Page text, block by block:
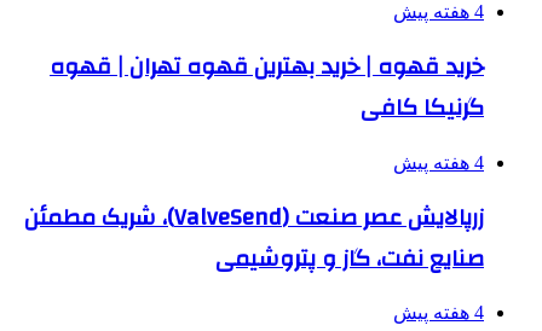
4 هفته پیش
خرید قهوه | خرید بهترین قهوه تهران | قهوه
گرنیکا کافی
4 هفته پیش
زرپالایش عصر صنعت (ValveSend)، شریک مطمئن
صنایع نفت، گاز و پتروشیمی
4 هفته پیش